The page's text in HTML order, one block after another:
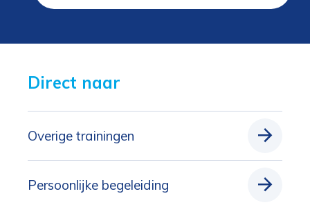
Direct naar
Overige trainingen
Persoonlijke begeleiding